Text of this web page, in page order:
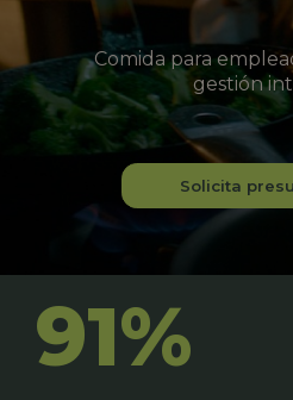
Comida para
gestión
Solicita
91%